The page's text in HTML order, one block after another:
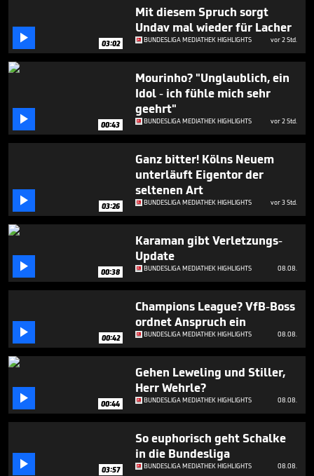
seconds
 03:02
Mit diesem Spruch sorgt
Undav mal wieder für Lacher
BUNDESLIGA MEDIATHEK HIGHLIGHTS vor 2 Std.
 00:43
Mourinho? "Unglaublich, ein
Idol - ich fühle mich sehr
geehrt"
BUNDESLIGA MEDIATHEK HIGHLIGHTS vor 2 Std.
 03:26
Ganz bitter! Kölns Neuem
unterläuft Eigentor der
seltenen Art
BUNDESLIGA MEDIATHEK HIGHLIGHTS vor 3 Std.
 00:38
Karaman gibt Verletzungs-
Update
BUNDESLIGA MEDIATHEK HIGHLIGHTS 08.08.
 00:42
Champions League? VfB-Boss
ordnet Anspruch ein
BUNDESLIGA MEDIATHEK HIGHLIGHTS 08.08.
 00:44
Gehen Leweling und Stiller,
Herr Wehrle?
BUNDESLIGA MEDIATHEK HIGHLIGHTS 08.08.
 03:57
So euphorisch geht Schalke
in die Bundesliga
BUNDESLIGA MEDIATHEK HIGHLIGHTS 08.08.